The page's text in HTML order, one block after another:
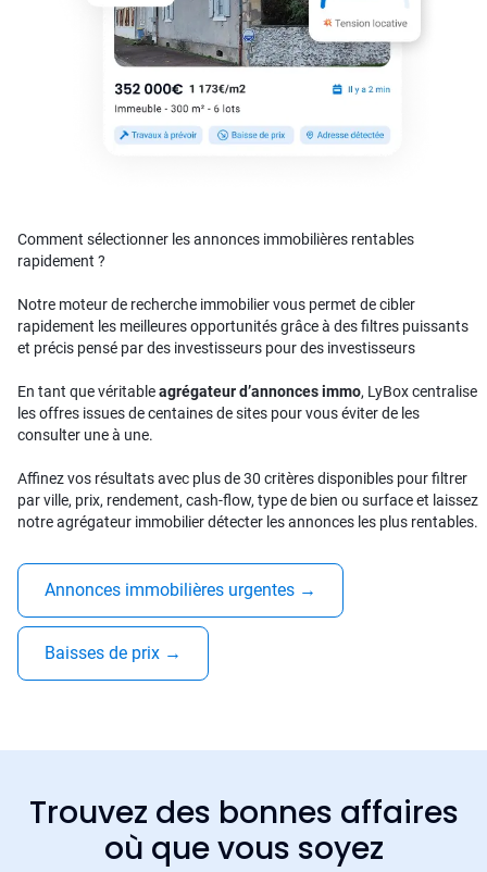
Comment sélectionner les annonces immobilières rentables
rapidement ?
Notre moteur de recherche immobilier vous permet de cibler
rapidement les meilleures opportunités grâce à des filtres puissants
et précis pensé par des investisseurs pour des investisseurs
En tant que véritableagrégateur d’annonces immo, LyBox centralise
les offres issues de centaines de sites pour vous éviter de les
consulter une à une.
Affinez vos résultats avec plus de 30 critères disponibles pour filtrer
par ville, prix, rendement, cash-flow, type de bien ou surface et laissez
notre agrégateur immobilier détecter les annonces les plus rentables.
Annonces immobilières urgentes →
Baisses de prix →
Trouvez des bonnes affaires
où que vous soyez